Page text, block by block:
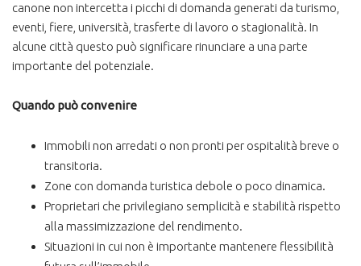
canone non intercetta i picchi di domanda generati da turismo,
eventi, fiere, università, trasferte di lavoro o stagionalità. In
alcune città questo può significare rinunciare a una parte
importante del potenziale.
Quando può convenire
Immobili non arredati o non pronti per ospitalità breve o
transitoria.
Zone con domanda turistica debole o poco dinamica.
Proprietari che privilegiano semplicità e stabilità rispetto
alla massimizzazione del rendimento.
Situazioni in cui non è importante mantenere flessibilità